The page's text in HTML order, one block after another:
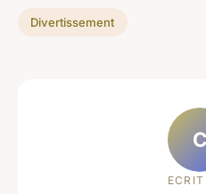
Divertissement
C
ECRIT